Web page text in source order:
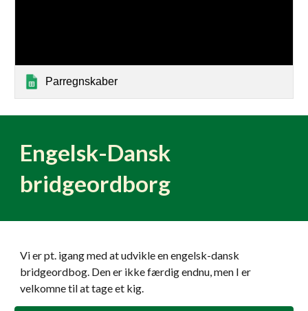
Parregnskaber
Engelsk-Dansk
bridgeordborg
Vi er pt. igang med at udvikle en engelsk-dansk
bridgeordbog. Den er ikke færdig endnu, men I er
velkomne til at tage et kig.